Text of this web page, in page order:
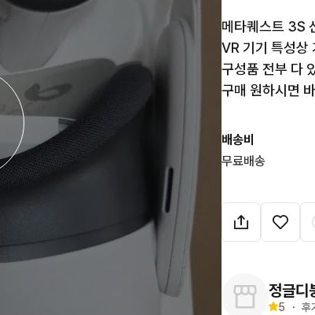
메타퀘스트 3S
VR 기기 특성상
구성품 전부 다
구매 원하시면
배송비
무료배송
정글디
5 ・ 후